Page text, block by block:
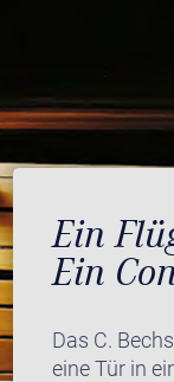
Ein
Ein
Das C.
eine Tür in